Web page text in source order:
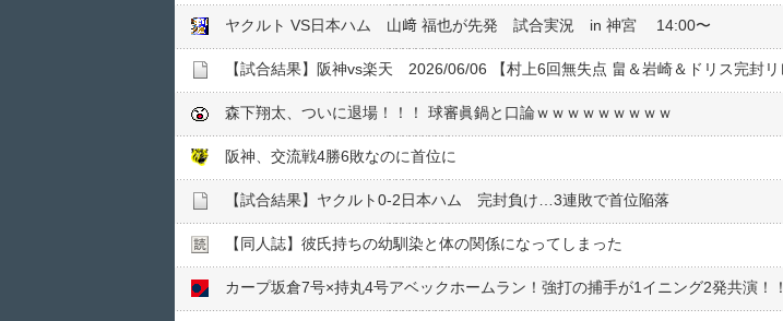
ヤクルト VS日本ハム 山﨑 福也が先発 試合実況 in 神宮 14:00〜
森下翔太、ついに退場！！！ 球審眞鍋と口論ｗｗｗｗｗｗｗｗｗ
阪神、交流戦4勝6敗なのに首位に
【試合結果】ヤクルト0-2日本ハム 完封負け…3連敗で首位陥落
【同人誌】彼氏持ちの幼馴染と体の関係になってしまった
カープ坂倉7号×持丸4号アベックホームラン！強打の捕手が1イニング2発共演！！